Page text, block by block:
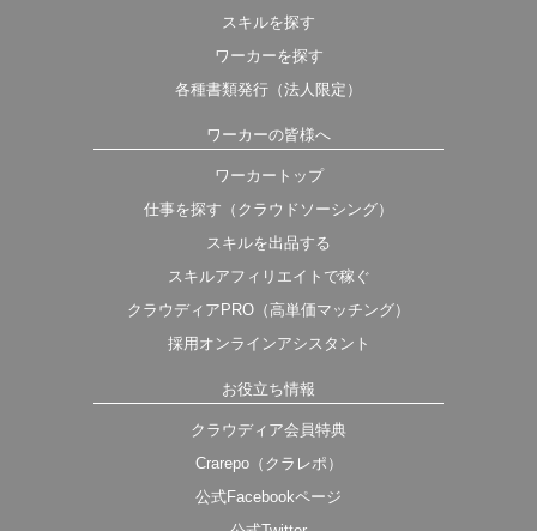
スキルを探す
ワーカーを探す
各種書類発行（法人限定）
ワーカーの皆様へ
ワーカートップ
仕事を探す（クラウドソーシング）
スキルを出品する
スキルアフィリエイトで稼ぐ
クラウディアPRO（高単価マッチング）
採用オンラインアシスタント
お役立ち情報
クラウディア会員特典
Crarepo（クラレポ）
公式Facebookページ